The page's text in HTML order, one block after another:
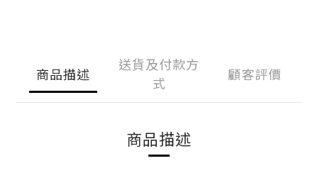
商品描述
送貨及付款方
式
顧客評價
商品描述